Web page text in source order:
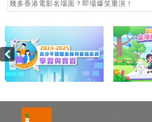
幾多香港電影名場面？即場爆笑重演！